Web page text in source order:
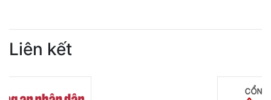
Liên kết